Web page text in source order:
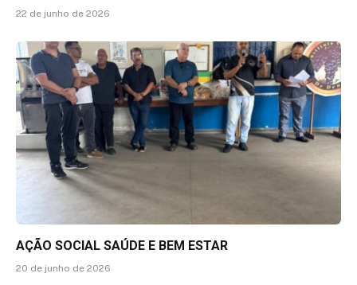
22 de junho de 2026
AÇÃO SOCIAL SAÚDE E BEM ESTAR
20 de junho de 2026